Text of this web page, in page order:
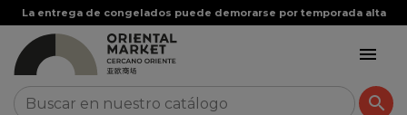
La entrega de congelados puede demorarse por temporada alta

